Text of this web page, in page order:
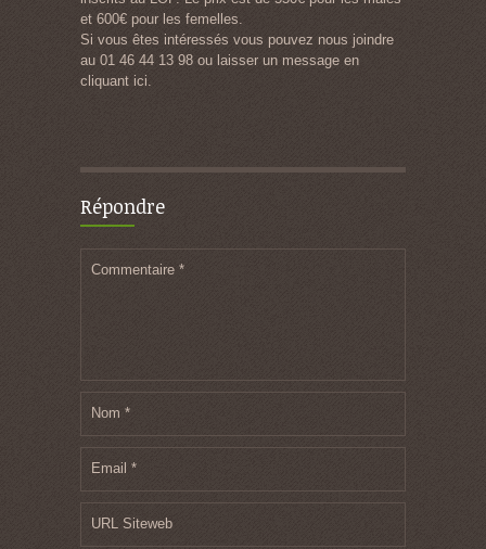
et 600€ pour les femelles.
Si vous êtes intéressés vous pouvez nous joindre
au 01 46 44 13 98 ou laisser un message en
cliquant ici.
Répondre
Commentaire *
Nom *
Email *
URL Siteweb